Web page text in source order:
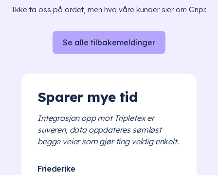
Ikke ta oss på ordet, men hva våre kunder sier om Gripr.
Se alle tilbakemeldinger
Sparer mye tid
Integrasjon opp mot Tripletex er
suveren, data oppdateres sømløst
begge veier som gjør ting veldig enkelt.
Friederike